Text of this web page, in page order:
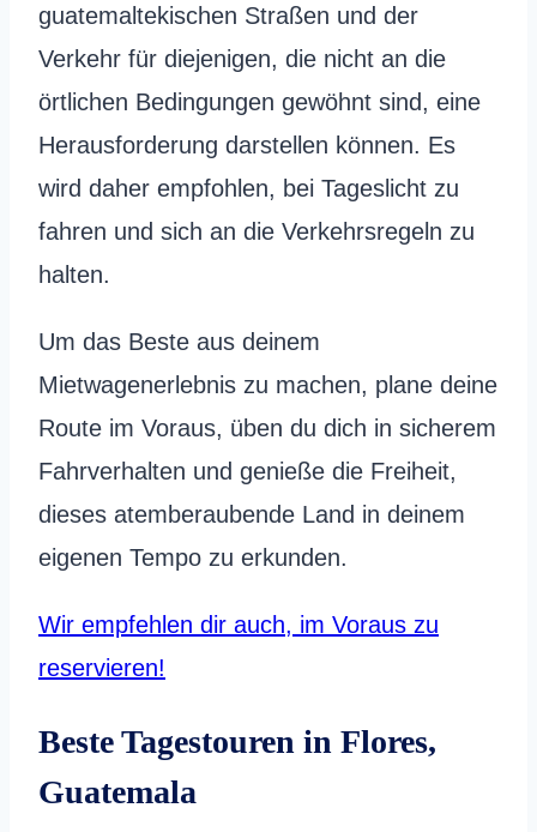
guatemaltekischen Straßen und der
Verkehr für diejenigen, die nicht an die
örtlichen Bedingungen gewöhnt sind, eine
Herausforderung darstellen können. Es
wird daher empfohlen, bei Tageslicht zu
fahren und sich an die Verkehrsregeln zu
halten.
Um das Beste aus deinem
Mietwagenerlebnis zu machen, plane deine
Route im Voraus, üben du dich in sicherem
Fahrverhalten und genieße die Freiheit,
dieses atemberaubende Land in deinem
eigenen Tempo zu erkunden.
Wir empfehlen dir auch, im Voraus zu
reservieren!
Beste Tagestouren in Flores,
Guatemala